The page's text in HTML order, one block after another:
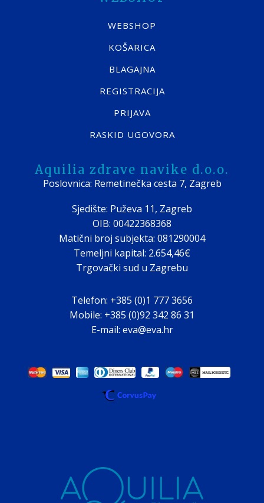
WEBSHOP
KOŠARICA
BLAGAJNA
REGISTRACIJA
PRIJAVA
RASKID UGOVORA
Aquilia zdrave navike d.o.o.
Poslovnica: Remetinečka cesta 7, Zagreb
Sjedište: Puževa 11, Zagreb
OIB: 00422368368
Matični broj subjekta: 081290004
Temeljni kapital: 2.654,46€
Trgovački sud u Zagrebu
Telefon: +385 (0)1 777 3656
Mobile: +385 (0)92 342 86 31
E-mail: eva@eva.hr